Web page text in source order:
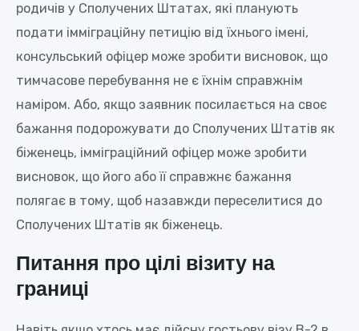
родичів у Сполучених Штатах, які планують
подати імміграційну петицію від їхнього імені,
консульський офіцер може зробити висновок, що
тимчасове перебування не є їхнім справжнім
наміром. Або, якщо заявник посилається на своє
бажання подорожувати до Сполучених Штатів як
біженець, імміграційний офіцер може зробити
висновок, що його або її справжнє бажання
полягає в тому, щоб назавжди переселитися до
Сполучених Штатів як біженець.
Питання про цілі візиту на
границі